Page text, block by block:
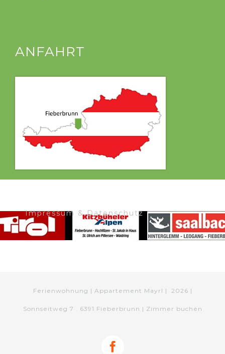
ANFAHRT
Impressum & Datenschutz
Ferienwohnung | Appartement Mayrl | 2026 |
Sonnseitweg 7 . 6391 Fieberbrunn | Zimmer buchen